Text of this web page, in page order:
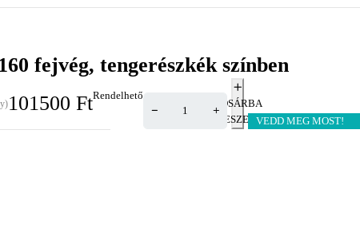
fejvég, tengerészkék színben
101500 FtRendelhető
KOSÁRBA
TESZEMVEDD MEG MOST!